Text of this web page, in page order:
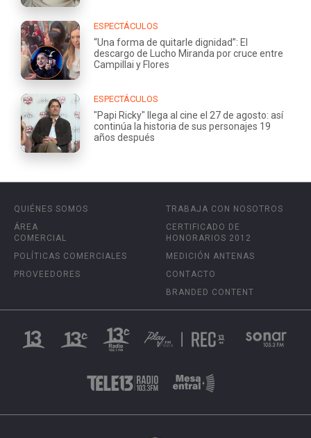
ESPECTÁCULOS
“Una forma de quitarle dignidad”: El
descargo de Lucho Miranda por cruce entre
Campillai y Flores
ESPECTÁCULOS
"Papi Ricky" llega al cine el 27 de agosto: así
continúa la historia de sus personajes 19
años después
QUIÉNES SOMOS
ÁREA
COMERCIAL
POLÍTICAS COMERCIALES
PROVEEDORES
TRABAJA CON NOSOTROS
CERTIFICADO DE
HONORARIOS 2012
MEDICIÓN ANTENAS
CONTACTO
BRANDED CONTENT